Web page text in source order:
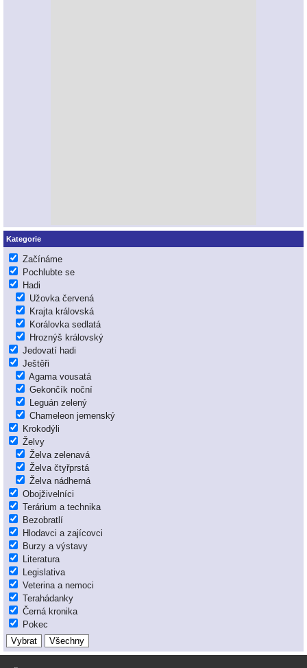
Kategorie
Začínáme
Pochlubte se
Hadi
Užovka červená
Krajta královská
Korálovka sedlatá
Hroznýš královský
Jedovatí hadi
Ještěři
Agama vousatá
Gekončík noční
Leguán zelený
Chameleon jemenský
Krokodýli
Želvy
Želva zelenavá
Želva čtyřprstá
Želva nádherná
Obojživelníci
Terárium a technika
Bezobratlí
Hlodavci a zajícovci
Burzy a výstavy
Literatura
Legislativa
Veterina a nemoci
Terahádanky
Černá kronika
Pokec